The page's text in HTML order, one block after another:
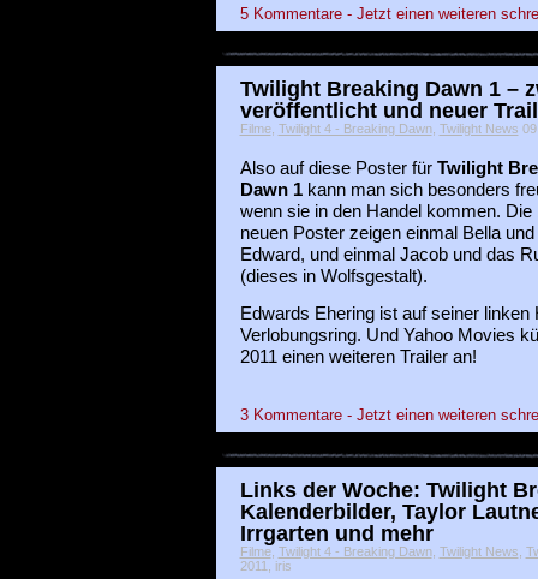
5 Kommentare - Jetzt einen weiteren
Twilight Breaking Dawn 1 –
veröffentlicht und neuer
Filme, Twilight 4 - Breaking Dawn, Twilight News
Also auf diese Poster für Twilight
Dawn 1kann man sich besonders
wenn sie in den Handel kommen. Die
neuen Poster zeigen einmal Bella und
Edward, und einmal Jacob und das
(dieses in Wolfsgestalt).
Edwards Ehering ist auf seiner
Verlobungsring. Und Yahoo Movies
2011 einen weiteren Trailer an!
3 Kommentare - Jetzt einen weiteren
Links der Woche: Twilight
Kalenderbilder, Taylor
Irrgarten und mehr
Filme, Twilight 4 - Breaking Dawn, Twilight News
2011, iris